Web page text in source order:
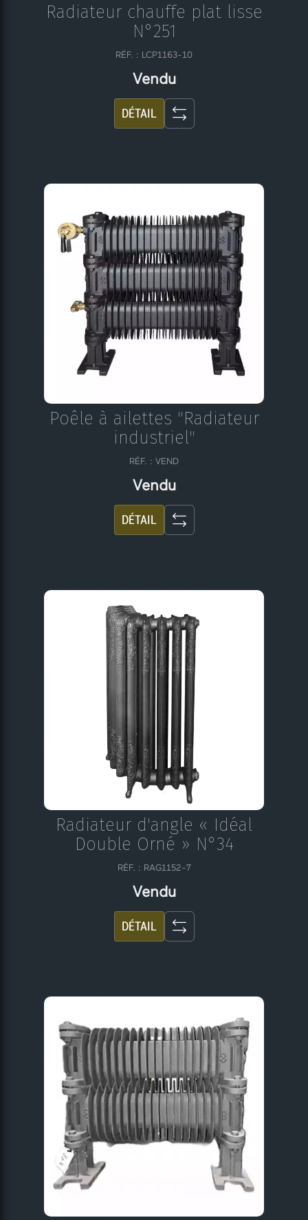
Radiateur chauffe plat lisse
N°251
RÉF. : LCP1163-10
Vendu
DÉTAIL
Poêle à ailettes "Radiateur
industriel"
RÉF. : VEND
Vendu
DÉTAIL
Radiateur d'angle « Idéal
Double Orné » N°34
RÉF. : RAG1152-7
Vendu
DÉTAIL